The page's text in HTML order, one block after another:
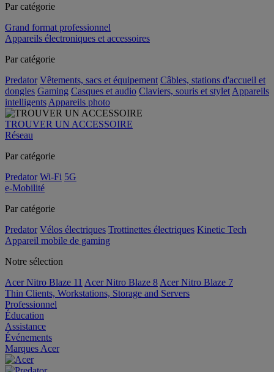
Par catégorie
Grand format professionnel
Appareils électroniques et accessoires
Par catégorie
Predator Vêtements, sacs et équipement Câbles, stations d'accueil et
dongles Gaming Casques et audio Claviers, souris et stylet Appareils
intelligents Appareils photo
TROUVER UN ACCESSOIRE
Réseau
Par catégorie
Predator Wi-Fi 5G
e-Mobilité
Par catégorie
Predator Vélos électriques Trottinettes électriques Kinetic Tech
Appareil mobile de gaming
Notre sélection
Acer Nitro Blaze 11 Acer Nitro Blaze 8 Acer Nitro Blaze 7
Thin Clients, Workstations, Storage and Servers
Professionnel
Éducation
Assistance
Événements
Marques Acer